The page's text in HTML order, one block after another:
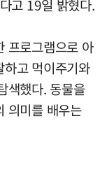
고 19일 밝혔다.
프로그램으로 아
고 먹이주기와
색했다. 동물을
의미를 배우는